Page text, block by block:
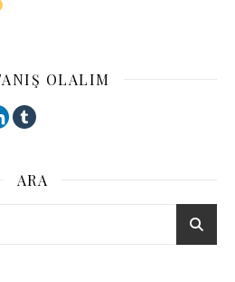
OLALIM
ARA